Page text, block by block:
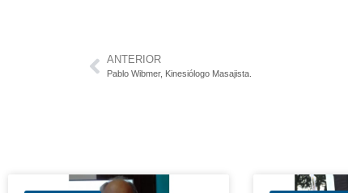
ANTERIOR
Pablo Wibmer, Kinesiólogo Masajista.